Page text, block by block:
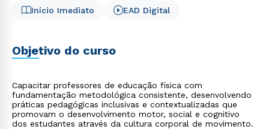
Início Imediato
EAD Digital
Objetivo do curso
Capacitar professores de educação física com
fundamentação metodológica consistente, desenvolvendo
práticas pedagógicas inclusivas e contextualizadas que
promovam o desenvolvimento motor, social e cognitivo
dos estudantes através da cultura corporal de movimento.